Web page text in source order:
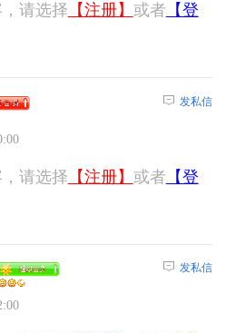
请选择 【注册】 或者 【登
发私信
请选择 【注册】 或者 【登
发私信